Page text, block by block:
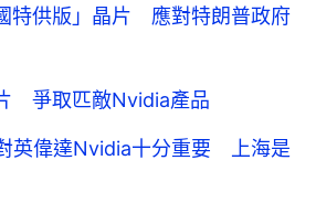
特供版」晶片 應對特朗普政府
爭取匹敵Nvidia產品
英偉達Nvidia十分重要 上海是